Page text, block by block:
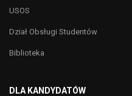
USOS
Dział Obsługi Studentów
Biblioteka
DLA KANDYDATÓW